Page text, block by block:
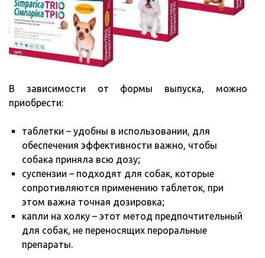
В зависимости от формы выпуска, можно
приобрести:
таблетки – удобны в использовании, для
обеспечения эффективности важно, чтобы
собака приняла всю дозу;
суспензии – подходят для собак, которые
сопротивляются применению таблеток, при
этом важна точная дозировка;
капли на холку – этот метод предпочтительный
для собак, не переносящих пероральные
препараты.